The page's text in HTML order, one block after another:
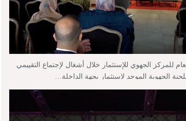
للمركز الجهوي للإستثمار خلال أشغال لإجتماع التقييمي
الجهوية الموحد لإستثمار بجهة الداخلة…